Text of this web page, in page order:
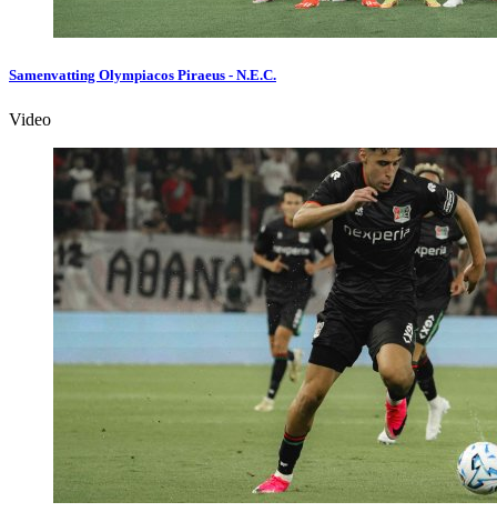
Samenvatting Olympiacos Piraeus - N.E.C.
Video